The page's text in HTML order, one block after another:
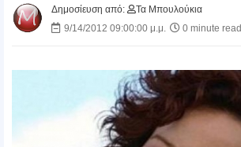
Δημοσίευση από:
Τα Μπουλούκια
9/14/2012 09:00:00 μ.μ.
0 minute read